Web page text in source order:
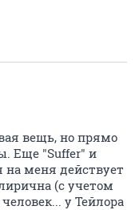
вещь, но прямо
Еще "Suffer" и
на меня действует
(с учетом
у Тейлора